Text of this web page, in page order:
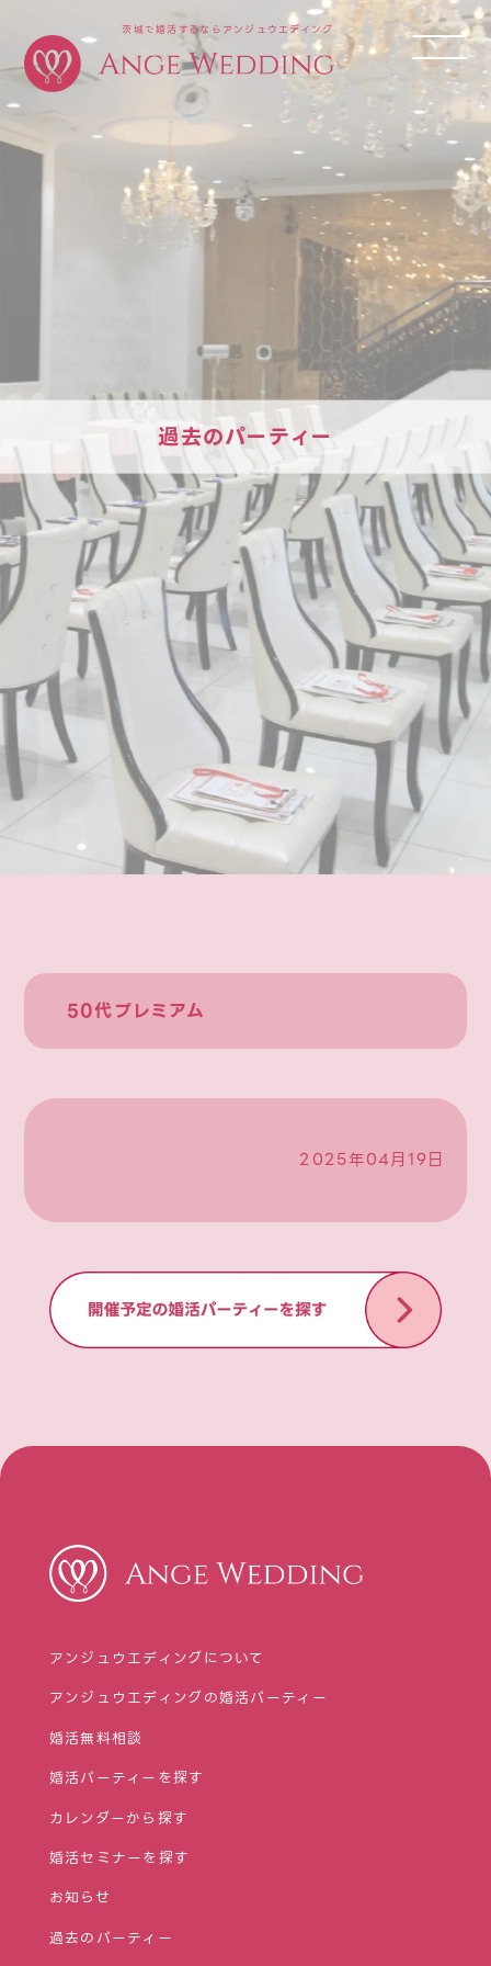
茨城で婚活するならアンジュウエディング
過去のパーティー
50代プレミアム
2025年04月19日
アンジュウエディングについて
アンジュウエディングの婚活パーティー
婚活無料相談
婚活パーティーを探す
カレンダーから探す
婚活セミナーを探す
お知らせ
過去のパーティー